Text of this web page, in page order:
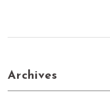
Archives